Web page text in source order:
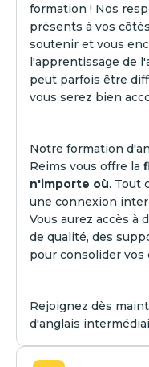
formation ! Nos
présents à vos
soutenir et vous
l'apprentissage de
peut parfois être
vous serez bien
Notre formation
Reims vous offre la
n'importe où. Tout
une connexion
Vous aurez accès à
de qualité, des
pour consolider
Rejoignez dès
d'anglais